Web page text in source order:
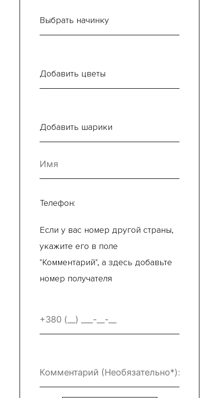
Выбрать начинку
Добавить цветы
Добавить шарики
Телефон:
Если у вас номер другой страны,
укажите его в поле
"Комментарий", а здесь добавьте
номер получателя